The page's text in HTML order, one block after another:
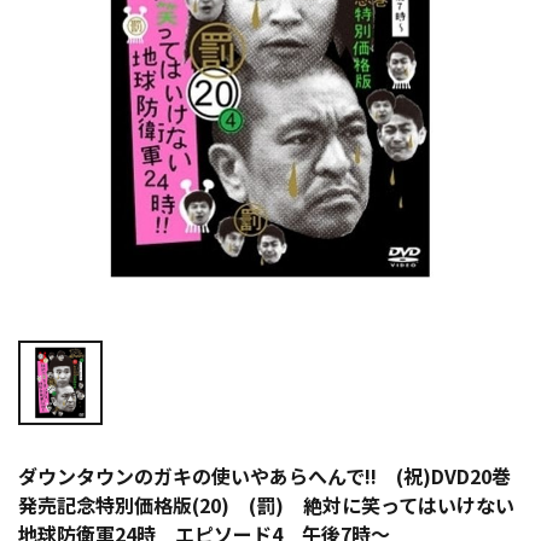
ダウンタウンのガキの使いやあらへんで!! (祝)DVD20巻
発売記念特別価格版(20) (罰) 絶対に笑ってはいけない
地球防衛軍24時 エピソード4 午後7時～